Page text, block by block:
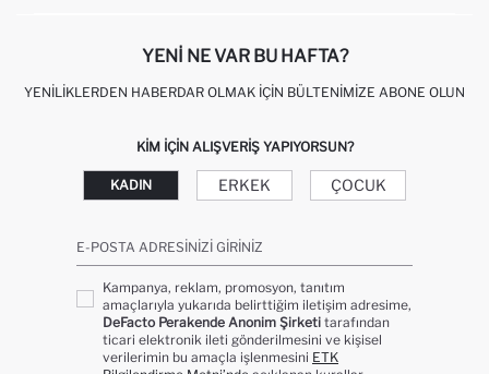
YENI NE VAR BU HAFTA?
YENILIKLERDEN HABERDAR OLMAK İÇIN BÜLTENIMIZE ABONE OLUN
KIM IÇIN ALIŞVERIŞ YAPIYORSUN?
KADIN ERKEK ÇOCUK
E-POSTA ADRESINIZI GIRINIZ
Kampanya, reklam, promosyon, tanıtım
amaçlarıyla yukarıda belirttiğim iletişim adresime,
DeFacto Perakende Anonim Şirketi tarafından
ticari elektronik ileti gönderilmesini ve kişisel
verilerimin bu amaçla işlenmesini ETK